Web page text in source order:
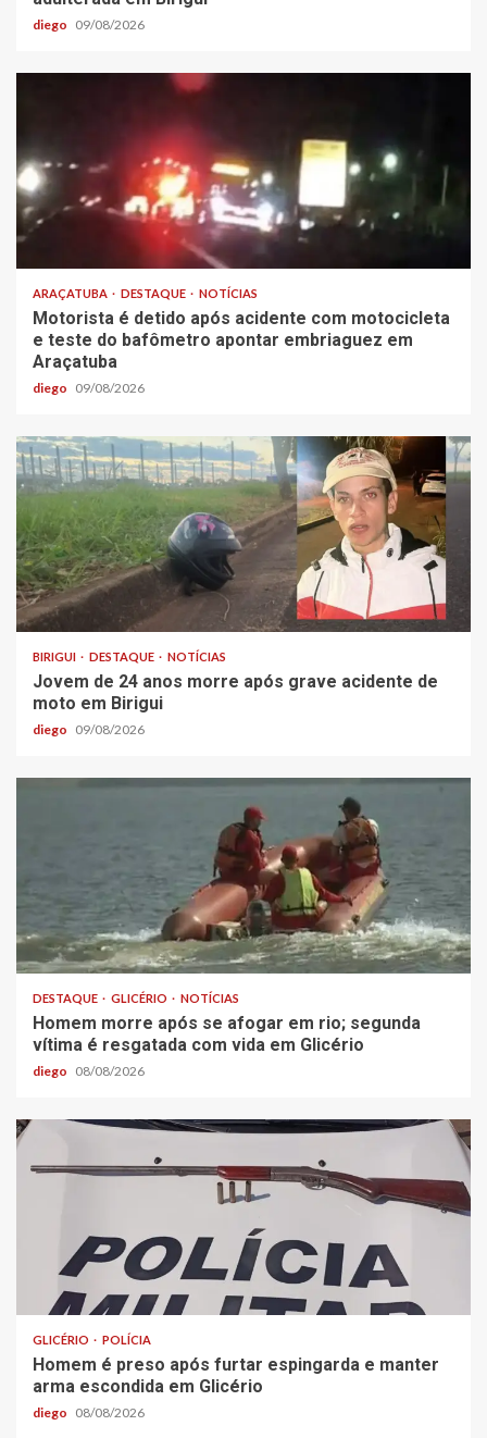
diego 09/08/2026
ARAÇATUBA DESTAQUE NOTÍCIAS
Motorista é detido após acidente com motocicleta
e teste do bafômetro apontar embriaguez em
Araçatuba
diego 09/08/2026
BIRIGUI DESTAQUE NOTÍCIAS
Jovem de 24 anos morre após grave acidente de
moto em Birigui
diego 09/08/2026
DESTAQUE GLICÉRIO NOTÍCIAS
Homem morre após se afogar em rio; segunda
vítima é resgatada com vida em Glicério
diego 08/08/2026
GLICÉRIO POLÍCIA
Homem é preso após furtar espingarda e manter
arma escondida em Glicério
diego 08/08/2026